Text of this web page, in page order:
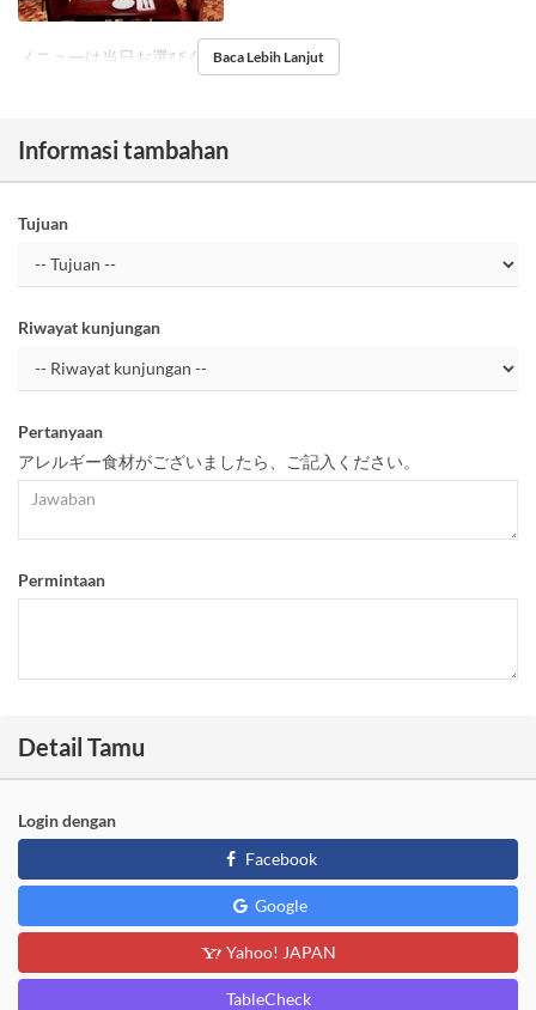
メニューは当日お選びくださいBaca Lebih Lanjut
Informasi tambahan
Tujuan
Riwayat kunjungan
Pertanyaan
アレルギー食材がございましたら、ご記入ください。
Permintaan
Detail Tamu
Login dengan
Facebook
Google
Yahoo! JAPAN
TableCheck